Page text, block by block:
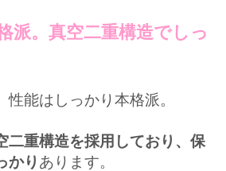
派。真空二重構造でしっ
能はしっかり本格派。
二重構造を採用しており、保
かり あります。